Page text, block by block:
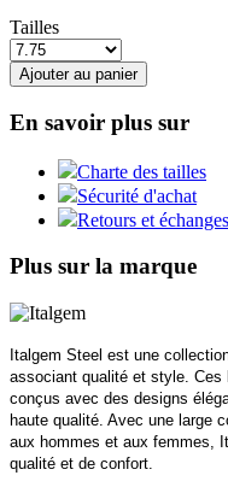
Tailles
Ajouter au panier
En savoir plus sur
Charte des tailles
Sécurité d'achat
Retours et échanges
Plus sur la marque
Italgem Steel est une
associant qualité et style.
conçus avec des designs
haute qualité. Avec une large
aux hommes et aux femmes,
qualité et de confort.